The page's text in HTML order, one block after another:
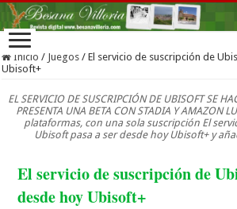
Inicio / Juegos / El servicio de suscripción de
Ubisoft+
EL SERVICIO DE SUSCRIPCIÓN DE UBISOFT SE
PRESENTA UNA BETA CON STADIA Y AMAZON
plataformas, con una sola suscripción El
Ubisoft pasa a ser desde hoy Ubisoft+ y
El servicio de suscripción de
desde hoy Ubisoft+